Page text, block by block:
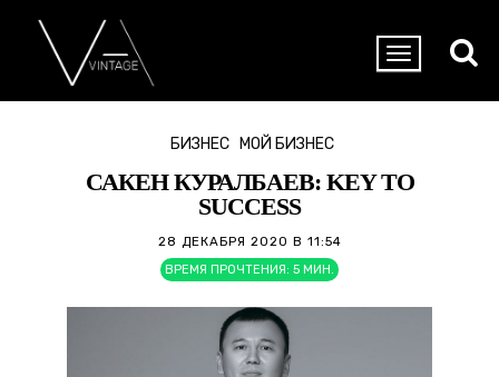
БИЗНЕС МОЙ БИЗНЕС
САКЕН КУРАЛБАЕВ: KEY TO
SUCCESS
28 ДЕКАБРЯ 2020 В 11:54
ВРЕМЯ ПРОЧТЕНИЯ: 5 МИН.